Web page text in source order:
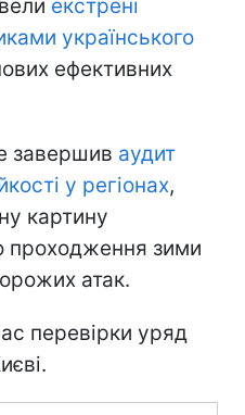
екстрені
українського
ефективних
завершив аудит
у регіонах,
картину
проходження зими
атак.
перевірки уряд